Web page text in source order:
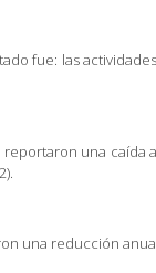
fue: las
una caída
una reducción